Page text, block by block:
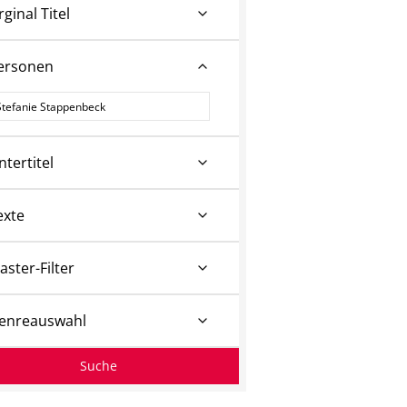
Titel
Filter
Suche